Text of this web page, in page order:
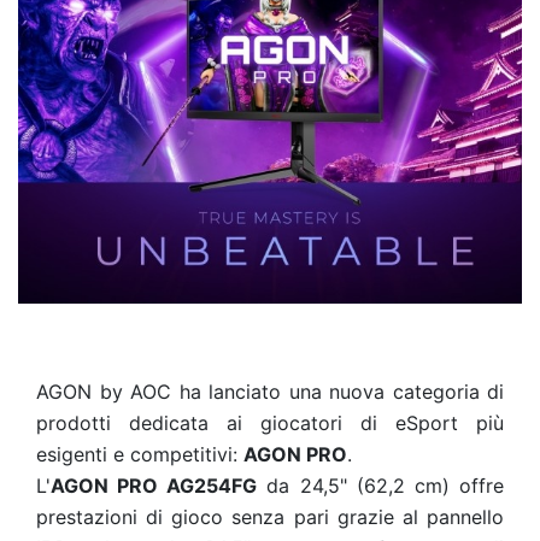
AGON by AOC ha lanciato una nuova categoria di
prodotti dedicata ai giocatori di eSport più
esigenti e competitivi: AGON PRO.
L'AGON PRO AG254FG da 24,5" (62,2 cm) offre
prestazioni di gioco senza pari grazie al pannello